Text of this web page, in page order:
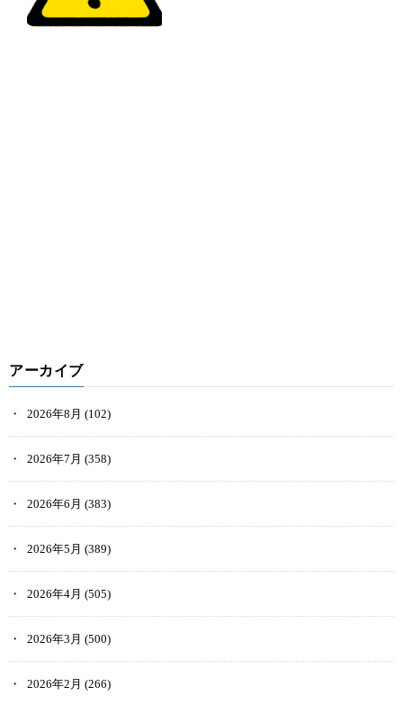
アーカイブ
2026年8月 (102)
2026年7月 (358)
2026年6月 (383)
2026年5月 (389)
2026年4月 (505)
2026年3月 (500)
2026年2月 (266)